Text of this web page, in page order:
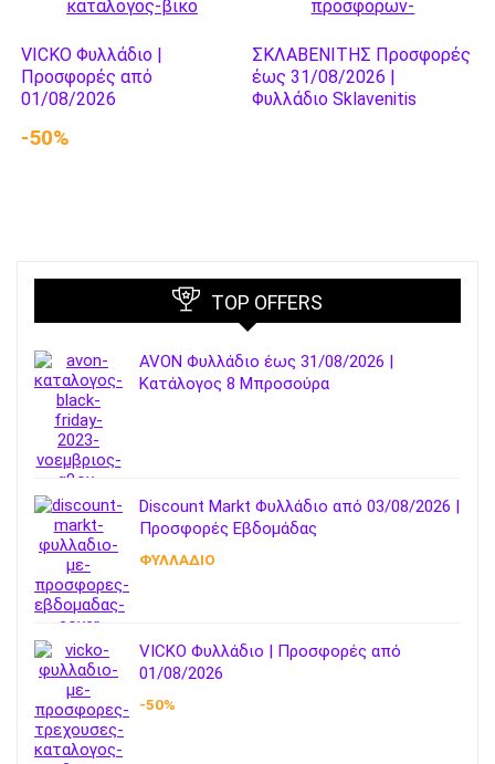
VICKO Φυλλάδιο |
Προσφορές από
01/08/2026
-50%
ΣΚΛΑΒΕΝΙΤΗΣ Προσφορές
έως 31/08/2026 |
Φυλλάδιο Sklavenitis
TOP OFFERS
AVON Φυλλάδιο έως 31/08/2026 |
Κατάλογος 8 Μπροσούρα
Discount Markt Φυλλάδιο από 03/08/2026 |
Προσφορές Εβδομάδας
ΦΥΛΛΑΔΙΟ
VICKO Φυλλάδιο | Προσφορές από
01/08/2026
-50%